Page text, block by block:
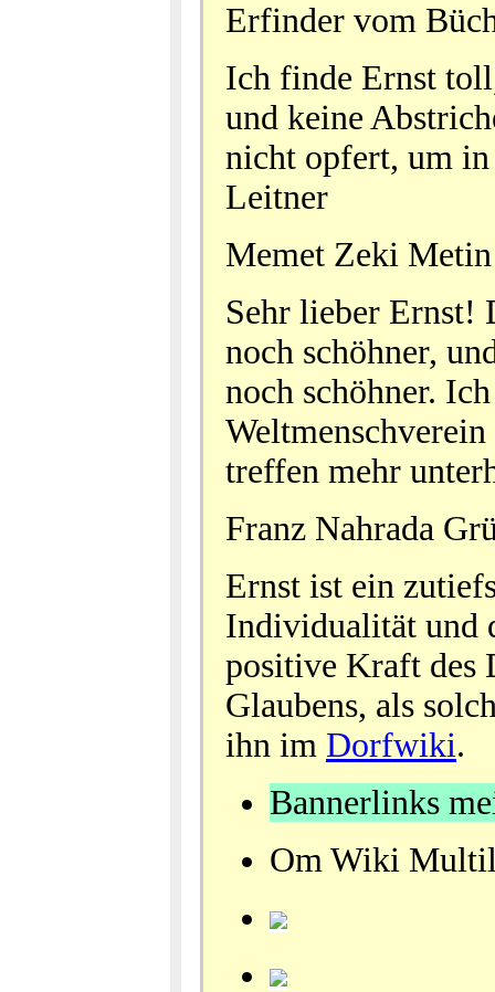
Erfinder vom
Ich finde Ernst
und keine
nicht opfert, um in
Leitner
Memet Zeki
Sehr lieber Ernst!
noch schöhner,
noch schöhner.
treffen mehr
Franz Nahrada
Ernst ist ein
Individualität und
positive Kraft des
Glaubens, als
ihn im Dorfwiki.
Bannerlinks
Om Wiki